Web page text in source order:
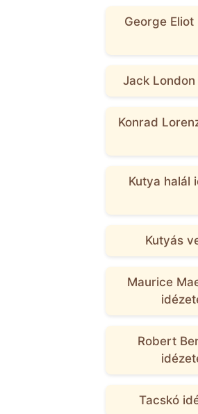
George
Jack
Konrad
Kutya halál
Kutyás
Maurice
Robert
Tacskó